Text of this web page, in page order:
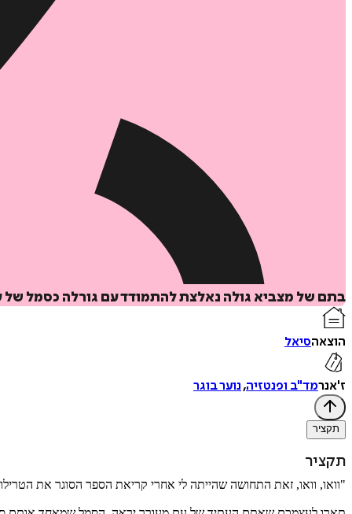
בתם של מצביא גולה נאלצת להתמודד עם גורלה כסמל
הוצאהסיאל
ז'אנרמד"ב ופנטזיה,נוער בוגר
תקציר
תקציר
"וואו, וואו, זאת התחושה שהייתה לי אחרי קריאת הספר הסוגר את